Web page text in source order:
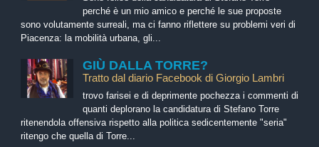
perché è un mio amico e perché le sue proposte
sono volutamente surreali, ma ci fanno riflettere su problemi veri di
Piacenza: la mobilità urbana, gli...
GIÙ DALLA TORRE?
Tratto dal diario Facebook di Giorgio Lambri
trovo farisei e di deprimente pochezza i commenti di
quanti deplorano la candidatura di Stefano Torre
ritenendola offensiva rispetto alla politica sedicentemente "seria"
ritengo che quella di Torre...